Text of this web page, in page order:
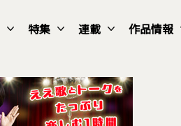
特集 連載 作品情報